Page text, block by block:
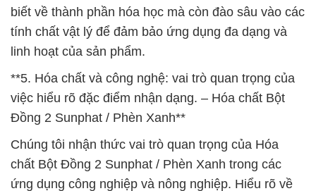
biết về thành phần hóa học mà còn đào sâu vào các
tính chất vật lý để đảm bảo ứng dụng đa dạng và
linh hoạt của sản phẩm.
**5. Hóa chất và công nghệ: vai trò quan trọng của
việc hiểu rõ đặc điểm nhận dạng. – Hóa chất Bột
Đồng 2 Sunphat / Phèn Xanh**
Chúng tôi nhận thức vai trò quan trọng của Hóa
chất Bột Đồng 2 Sunphat / Phèn Xanh trong các
ứng dụng công nghiệp và nông nghiệp. Hiểu rõ về